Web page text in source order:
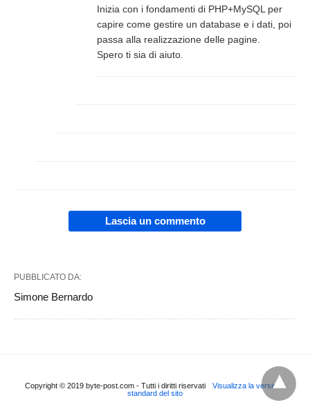
Inizia con i fondamenti di PHP+MySQL per
capire come gestire un database e i dati, poi
passa alla realizzazione delle pagine.
Spero ti sia di aiuto.
Lascia un commento
PUBBLICATO DA:
Simone Bernardo
Copyright © 2019 byte-post.com - Tutti i diritti riservati
Visualizza la versione
standard del sito